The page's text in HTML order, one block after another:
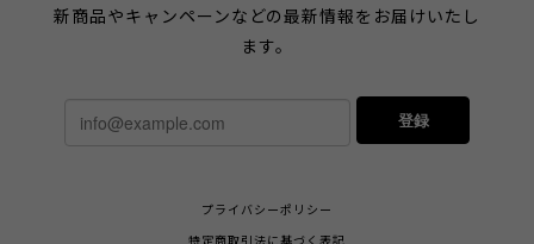
新商品やキャンペーンなどの最新情報をお届けいたし
ます。
登録
プライバシーポリシー